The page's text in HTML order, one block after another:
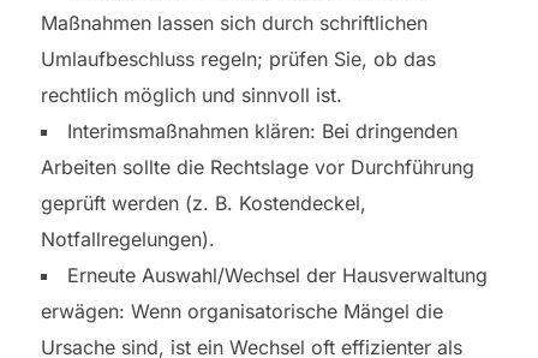
Maßnahmen lassen sich durch schriftlichen
Umlaufbeschluss regeln; prüfen Sie, ob das
rechtlich möglich und sinnvoll ist.
Interimsmaßnahmen klären: Bei dringenden
Arbeiten sollte die Rechtslage vor Durchführung
geprüft werden (z. B. Kostendeckel,
Notfallregelungen).
Erneute Auswahl/Wechsel der Hausverwaltung
erwägen: Wenn organisatorische Mängel die
Ursache sind, ist ein Wechsel oft effizienter als